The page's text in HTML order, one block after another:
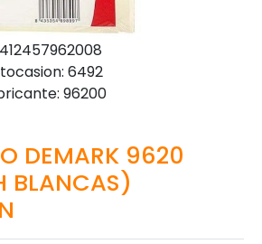
6492
96200
DEMARK 9620
BLANCAS)